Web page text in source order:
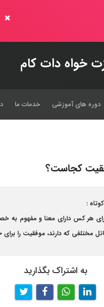
خواه دات کام
دوره های آموزشی خدمات ما
کجاست؟
:
هر کس دارای معنا و مفهوم به
مختلفی که دارند، موفقیت را برای
به اشتراک بگذارید